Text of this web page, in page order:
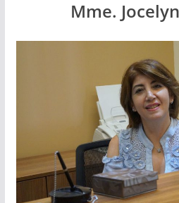
Mme.